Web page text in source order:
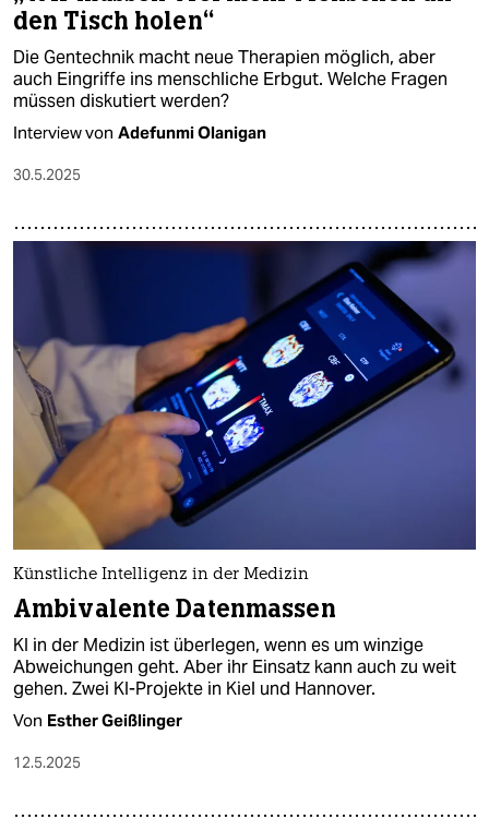
den Tisch holen“
Die Gentechnik macht neue Therapien möglich, aber
auch Eingriffe ins menschliche Erbgut. Welche Fragen
müssen diskutiert werden?
Interview von Adefunmi Olanigan
30.5.2025
Künstliche Intelligenz in der Medizin
Ambivalente Datenmassen
KI in der Medizin ist überlegen, wenn es um winzige
Abweichungen geht. Aber ihr Einsatz kann auch zu weit
gehen. Zwei KI-Projekte in Kiel und Hannover.
Von Esther Geißlinger
12.5.2025